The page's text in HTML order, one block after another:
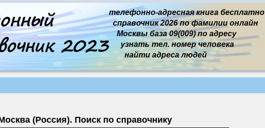
телефонно-адресная книга бесплатно
справочник 2026 по фамилии онлайн
Москвы база 09(009) по адресу
узнать тел. номер человека
найти адреса людей
(Россия). Поиск по справочнику